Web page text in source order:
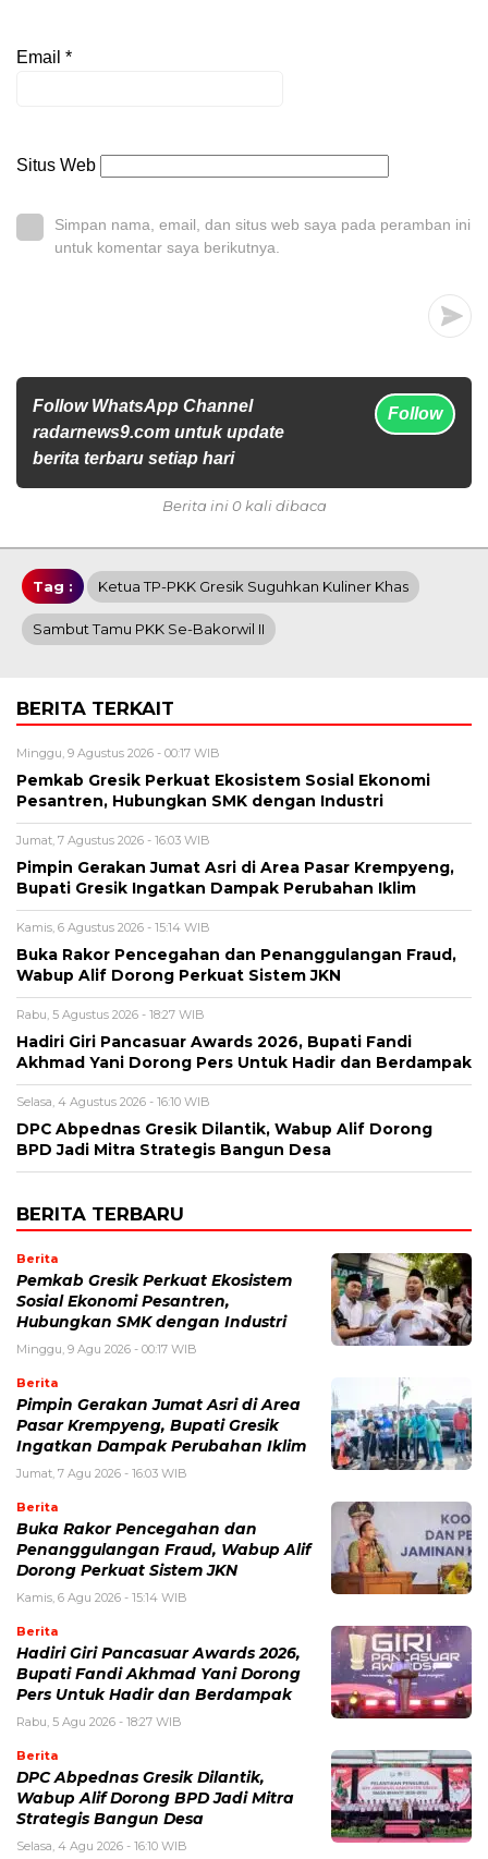
Email *
Situs Web
Simpan nama, email, dan situs web saya pada peramban ini
untuk komentar saya berikutnya.
Follow WhatsApp Channel
radarnews9.com untuk update
berita terbaru setiap hari
Follow
Berita ini 0 kali dibaca
Tag : Ketua TP-PKK Gresik Suguhkan Kuliner Khas
Sambut Tamu PKK Se-Bakorwil II
BERITA TERKAIT
Minggu, 9 Agustus 2026 - 00:17 WIB
Pemkab Gresik Perkuat Ekosistem Sosial Ekonomi
Pesantren, Hubungkan SMK dengan Industri
Jumat, 7 Agustus 2026 - 16:03 WIB
Pimpin Gerakan Jumat Asri di Area Pasar Krempyeng,
Bupati Gresik Ingatkan Dampak Perubahan Iklim
Kamis, 6 Agustus 2026 - 15:14 WIB
Buka Rakor Pencegahan dan Penanggulangan Fraud,
Wabup Alif Dorong Perkuat Sistem JKN
Rabu, 5 Agustus 2026 - 18:27 WIB
Hadiri Giri Pancasuar Awards 2026, Bupati Fandi
Akhmad Yani Dorong Pers Untuk Hadir dan Berdampak
Selasa, 4 Agustus 2026 - 16:10 WIB
DPC Abpednas Gresik Dilantik, Wabup Alif Dorong
BPD Jadi Mitra Strategis Bangun Desa
BERITA TERBARU
Berita
Pemkab Gresik Perkuat Ekosistem
Sosial Ekonomi Pesantren,
Hubungkan SMK dengan Industri
Minggu, 9 Agu 2026 - 00:17 WIB
Berita
Pimpin Gerakan Jumat Asri di Area
Pasar Krempyeng, Bupati Gresik
Ingatkan Dampak Perubahan Iklim
Jumat, 7 Agu 2026 - 16:03 WIB
Berita
Buka Rakor Pencegahan dan
Penanggulangan Fraud, Wabup Alif
Dorong Perkuat Sistem JKN
Kamis, 6 Agu 2026 - 15:14 WIB
Berita
Hadiri Giri Pancasuar Awards 2026,
Bupati Fandi Akhmad Yani Dorong
Pers Untuk Hadir dan Berdampak
Rabu, 5 Agu 2026 - 18:27 WIB
Berita
DPC Abpednas Gresik Dilantik,
Wabup Alif Dorong BPD Jadi Mitra
Strategis Bangun Desa
Selasa, 4 Agu 2026 - 16:10 WIB